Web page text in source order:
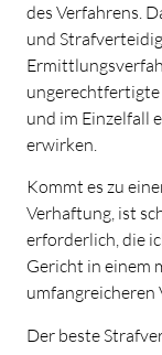
des Verfahrens.
und
und im Einzelfall
erwirken.
Kommt es zu
Verhaftung, ist
erforderlich, die
Gericht in einem
umfangreicheren
Der beste